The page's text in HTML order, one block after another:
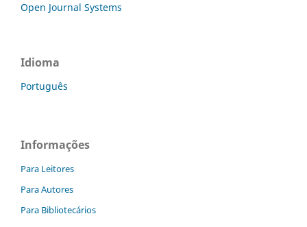
Open Journal Systems
Idioma
Português
Informações
Para Leitores
Para Autores
Para Bibliotecários